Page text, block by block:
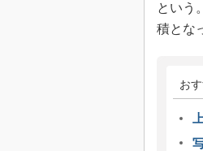
という
積とな
お